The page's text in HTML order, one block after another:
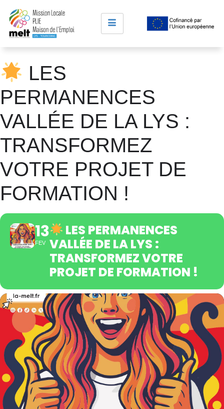
LES
PERMANENCES
VALLÉE DE LA LYS :
TRANSFORMEZ
VOTRE PROJET DE
FORMATION !
13
FEV
LES PERMANENCES
VALLÉE DE LA LYS :
TRANSFORMEZ VOTRE
PROJET DE FORMATION !